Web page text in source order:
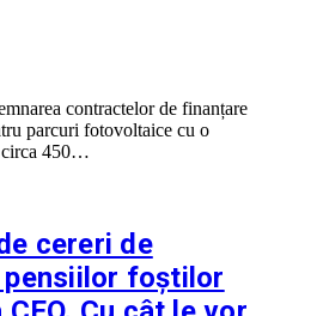
contractelor de finanțare
parcuri fotovoltaice cu o
circa 450…
cereri de
pensiilor foștilor